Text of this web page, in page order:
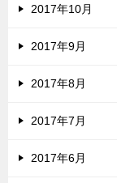
2017年10月
2017年9月
2017年8月
2017年7月
2017年6月